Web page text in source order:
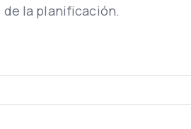
la planificación.